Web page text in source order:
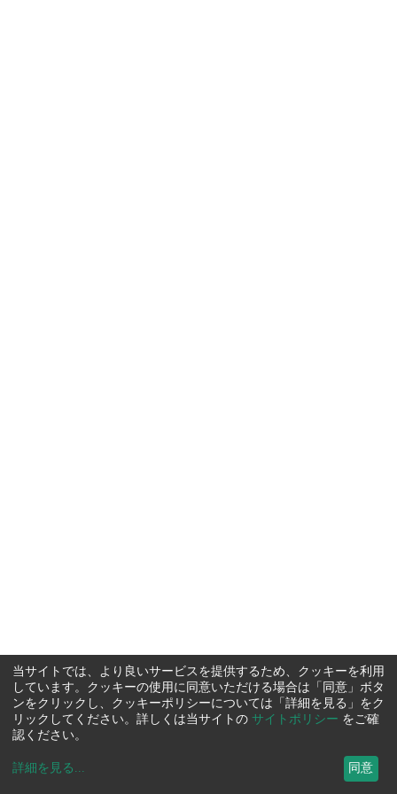
当サイトでは、より良いサービスを提供するため、クッキーを利用
しています。クッキーの使用に同意いただける場合は「同意」ボタ
ンをクリックし、クッキーポリシーについては「詳細を見る」をク
リックしてください。詳しくは当サイトの サイトポリシー をご確
認ください。
詳細を見る ... 同意